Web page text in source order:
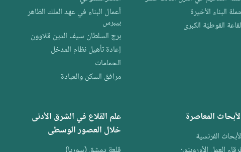
البناء الأخيرة
القوطيّة الكبرى
أعمال البناء في عهد الملك الظاهر
بيبرس
برج السلطان سيف الدين قلاوون
إعادة تأهيل نظام المدخل
الحمامات
مرافق السكن والعبادة
المعاصرة
الفرنسية
علم القلاع في الشرق الأدنى
خلال العصور الوسطى